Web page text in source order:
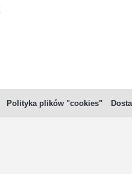
Polityka plików "cookies"